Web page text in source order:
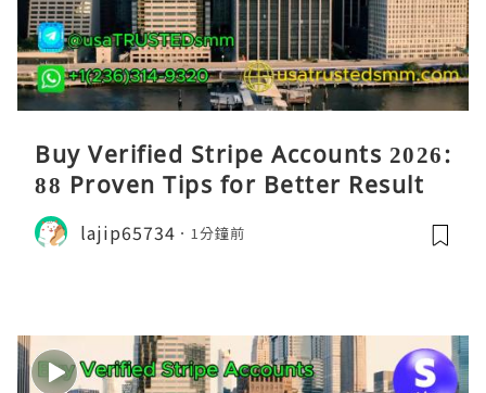
Buy Verified Stripe Accounts 2026:
88 Proven Tips for Better Results
lajip65734 1分鐘前